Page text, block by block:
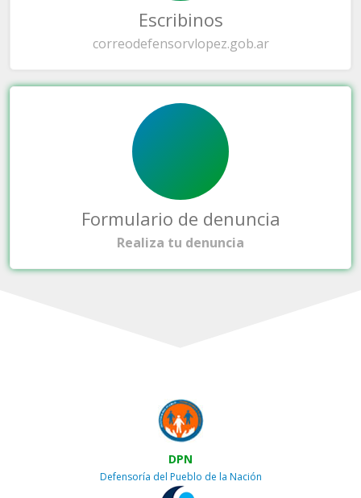
Escribinos
correodefensorvlopez.gob.ar
Formulario de denuncia
Realiza tu denuncia
DPN
Defensoría del Pueblo de la Nación